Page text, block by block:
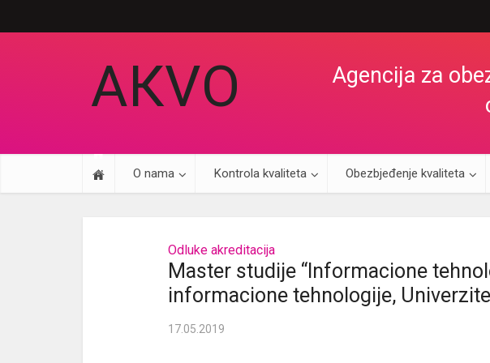
АКVO
Agencija za
O nama Kontrola kvaliteta Obezbjeđenje kvaliteta
Odluke akreditacija
Master studije “Informacione
informacione tehnologije,
17.05.2019